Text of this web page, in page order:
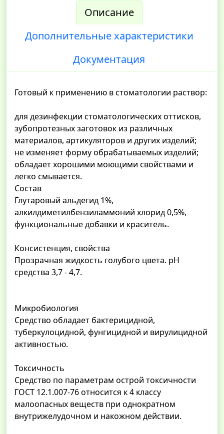
Описание
Дополнительные характеристики
Документация
Готовый к применению в стоматологии раствор:
для дезинфекции стоматологических оттисков,
зубопротезных заготовок из различных
материалов, артикуляторов и других изделий;
не изменяет форму обрабатываемых изделий;
обладает хорошими моющими свойствами и
легко смывается.
Состав
Глутаровый альдегид 1%,
алкилдиметилбензиламмоний хлорид 0,5%,
функциональные добавки и краситель.
Консистенция, свойства
Прозрачная жидкость голубого цвета. pH
средства 3,7 - 4,7.
Микробиология
Средство обладает бактерицидной,
туберкулоцидной, фунгицидной и вирулицидной
активностью.
Токсичность
Средство по параметрам острой токсичности
ГОСТ 12.1.007-76 относится к 4 классу
малоопасных веществ при однократном
внутрижелудочном и накожном действии.